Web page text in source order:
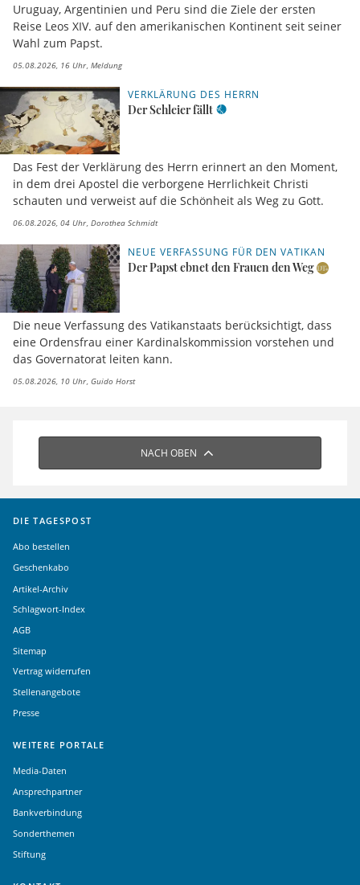
Uruguay, Argentinien und Peru sind die Ziele der ersten
Reise Leos XIV. auf den amerikanischen Kontinent seit seiner
Wahl zum Papst.
05.08.2026, 16 Uhr Meldung
VERKLÄRUNG DES HERRN
Der Schleier fällt
Das Fest der Verklärung des Herrn erinnert an den Moment,
in dem drei Apostel die verborgene Herrlichkeit Christi
schauten und verweist auf die Schönheit als Weg zu Gott.
06.08.2026, 04 Uhr Dorothea Schmidt
NEUE VERFASSUNG FÜR DEN VATIKAN
Der Papst ebnet den Frauen den Weg
Die neue Verfassung des Vatikanstaats berücksichtigt, dass
eine Ordensfrau einer Kardinalskommission vorstehen und
das Governatorat leiten kann.
05.08.2026, 10 Uhr Guido Horst
NACH OBEN
DIE TAGESPOST
Abo bestellen
Geschenkabo
Artikel-Archiv
Schlagwort-Index
AGB
Sitemap
Vertrag widerrufen
Stellenangebote
Presse
WEITERE PORTALE
Media-Daten
Ansprechpartner
Bankverbindung
Sonderthemen
Stiftung